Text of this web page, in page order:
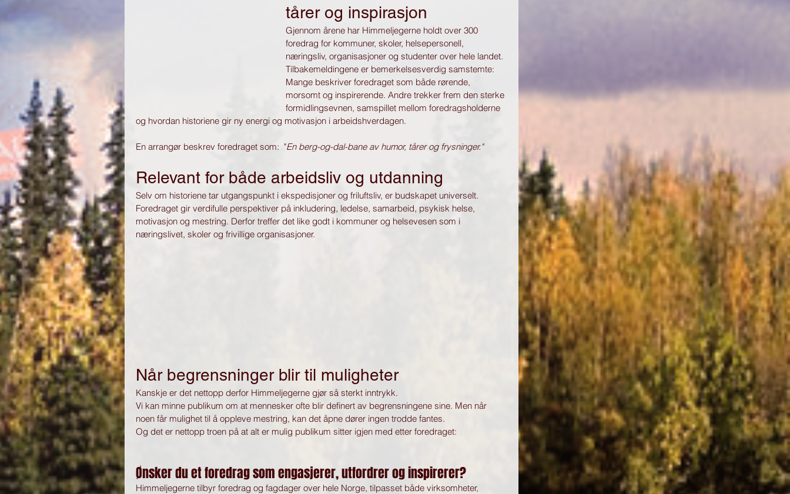
tårer og inspirasjon
Gjennom årene har Himmeljegerne holdt over 300
foredrag for kommuner, skoler, helsepersonell,
næringsliv, organisasjoner og studenter over hele landet.
Tilbakemeldingene er bemerkelsesverdig samstemte:
Mange beskriver foredraget som både rørende,
morsomt og inspirerende. Andre trekker frem den sterke
formidlingsevnen, samspillet mellom foredragsholderne
og hvordan historiene gir ny energi og motivasjon i arbeidshverdagen.
En arrangør beskrev foredraget som:  "En berg-og-dal-bane av humor, tårer og frysninger."
Relevant for både arbeidsliv og utdanning
Selv om historiene tar utgangspunkt i ekspedisjoner og friluftsliv, er budskapet universelt.
Foredraget gir verdifulle perspektiver på inkludering, ledelse, samarbeid, psykisk helse,
motivasjon og mestring. Derfor treffer det like godt i kommuner og helsevesen som i
næringslivet, skoler og frivillige organisasjoner.
Når begrensninger blir til muligheter
Kanskje er det nettopp derfor Himmeljegerne gjør så sterkt inntrykk.
Vi kan minne publikum om at mennesker ofte blir definert av begrensningene sine. Men når
noen får mulighet til å oppleve mestring, kan det åpne dører ingen trodde fantes.
Og det er nettopp troen på at alt er mulig publikum sitter igjen med etter foredraget:
Ønsker du et foredrag som engasjerer, utfordrer og inspirerer?
Himmeljegerne tilbyr foredrag og fagdager over hele Norge, tilpasset både virksomheter,